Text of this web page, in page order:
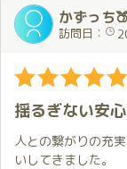
違った魅力があっ
う。
そのギャップにド
力を改めて感じる
プレイが始まると
普段のふんわりし
かな所作の中に秘
回そのギャップに驚
仕事終わりの疲れ
日記で見たのがす
これはすごかった✨
すごくかわいいし
１度試してくださ
部屋に入ると「お
疲れが飛ぶのを実
そして、その後は二
カードになりがち
ました。
事前に教えてもら
く、お部屋に着い
がとても嬉しかった
今回は一人で選ん
います。
この日は夏らしく
かずっち
訪問日：
揺るぎない安
人との繋がりの充
いしてきました。